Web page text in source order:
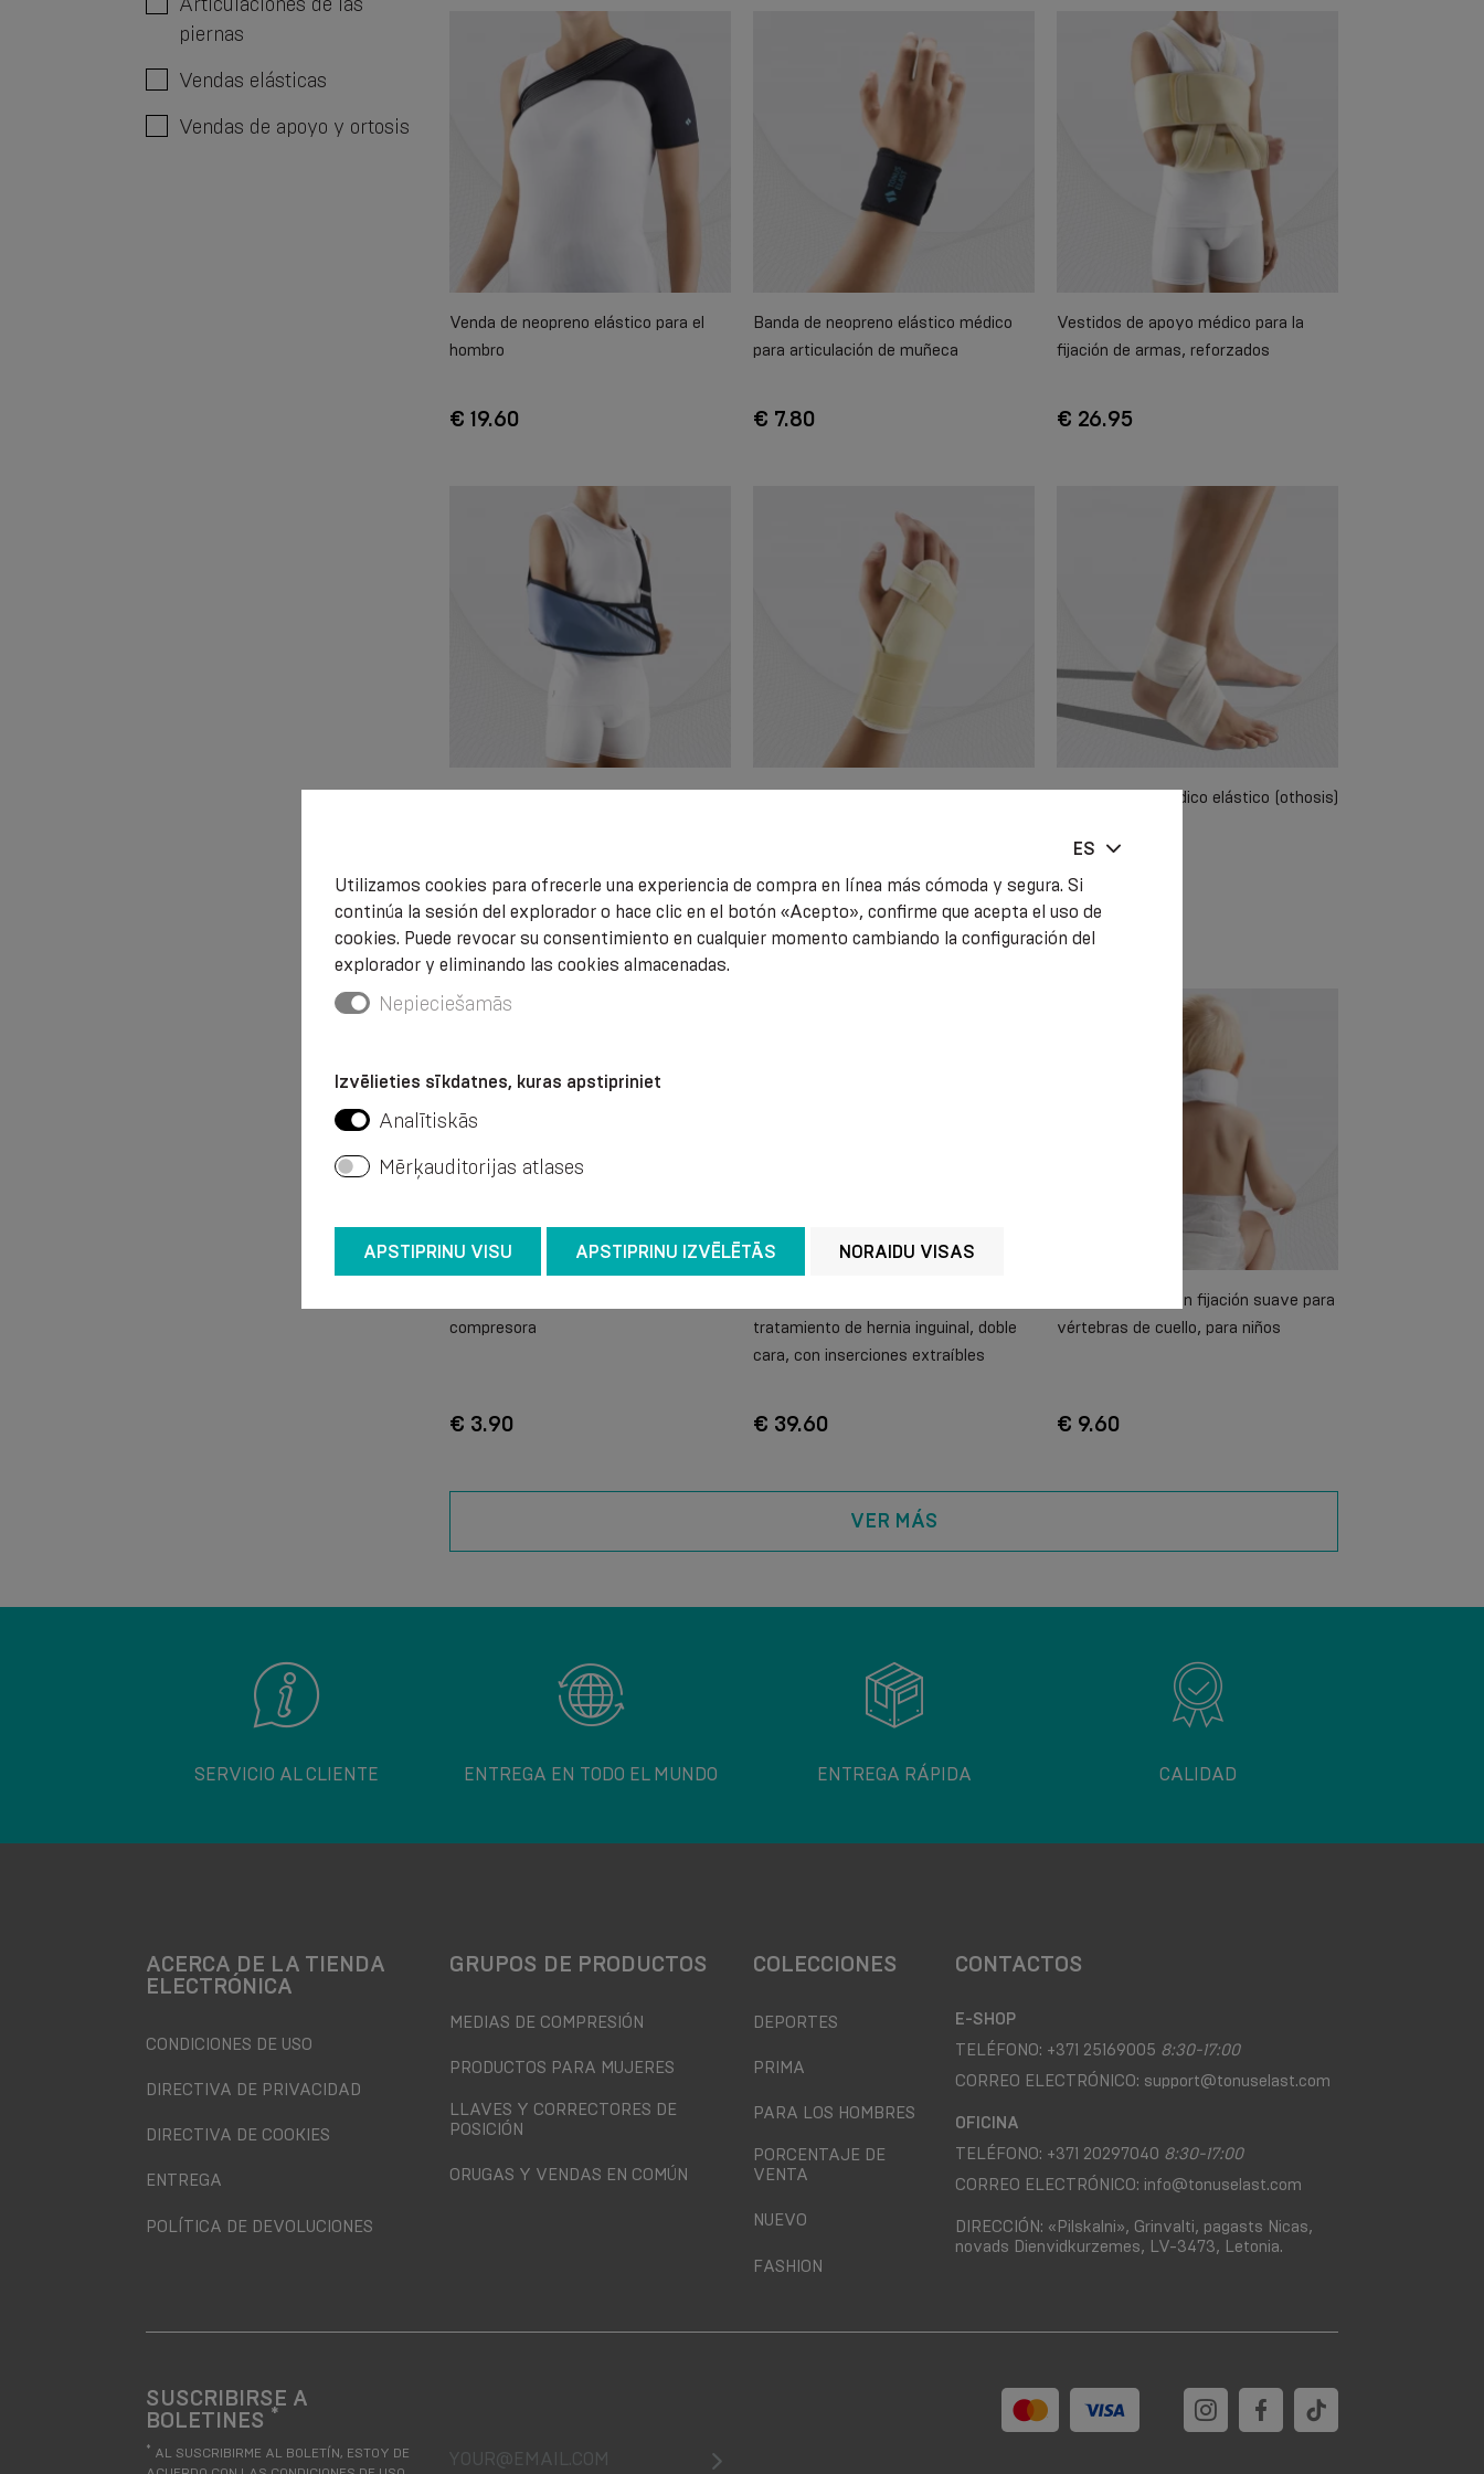
piernas
Vendas elásticas
Vendas de apoyo y ortosis
Venda de neopreno elástico para el
hombro
€ 19.60
Banda de neopreno elástico médico
para articulación de muñeca
€ 7.80
Vestidos de apoyo médico para la
fijación de armas, reforzados
€ 26.95
€ 13.40 € 11.05
Venda de pie médico elástico (othosis)
€ 3.65
compresora
€ 3.90
tratamiento de hernia inguinal, doble
cara, con inserciones extraíbles
€ 39.60
Titular médico con fijación suave para
vértebras de cuello, para niños
€ 9.60
VER MÁS
SERVICIO AL CLIENTE ENTREGA EN TODO EL MUNDO ENTREGA RÁPIDA CALIDAD
ACERCA DE LA TIENDA
ELECTRÓNICA
CONDICIONES DE USO
DIRECTIVA DE PRIVACIDAD
DIRECTIVA DE COOKIES
ENTREGA
POLÍTICA DE DEVOLUCIONES
GRUPOS DE PRODUCTOS
MEDIAS DE COMPRESIÓN
PRODUCTOS PARA MUJERES
LLAVES Y CORRECTORES DE
POSICIÓN
ORUGAS Y VENDAS EN COMÚN
COLECCIONES
DEPORTES
PRIMA
PARA LOS HOMBRES
PORCENTAJE DE
VENTA
NUEVO
FASHION
CONTACTOS
E-SHOP
TELÉFONO: +371 25169005 8:30-17:00
CORREO ELECTRÓNICO: support@tonuselast.com
OFICINA
TELÉFONO: +371 20297040 8:30-17:00
CORREO ELECTRÓNICO: info@tonuselast.com
DIRECCIÓN: «Pilskalni», Grinvalti, pagasts Nicas,
novads Dienvidkurzemes, LV-3473, Letonia.
SUSCRIBIRSE A
BOLETINES *
* AL SUSCRIBIRME AL BOLETÍN, ESTOY DE
your@email.com
ES
Utilizamos cookies para ofrecerle una experiencia de compra en línea más cómoda y segura. Si
continúa la sesión del explorador o hace clic en el botón «Acepto», confirme que acepta el uso de
cookies. Puede revocar su consentimiento en cualquier momento cambiando la configuración del
explorador y eliminando las cookies almacenadas.
Nepieciešamās
Izvēlieties sīkdatnes, kuras apstipriniet
Analītiskās
Mērķauditorijas atlases
APSTIPRINU VISU APSTIPRINU IZVĒLĒTĀS NORAIDU VISAS